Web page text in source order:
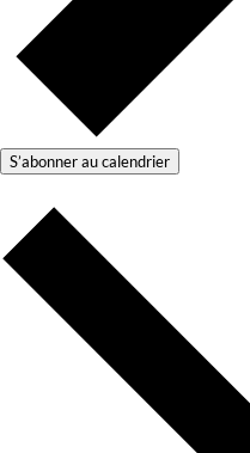
S’abonner au calendrier